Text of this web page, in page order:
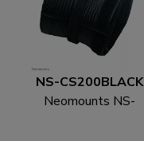
NS-CS200BLACK
Neomounts NS-